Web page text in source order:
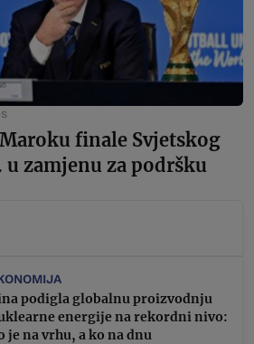
finale Svjetskog
u zamjenu za podršku
podigla globalnu proizvodnju
energije na rekordni nivo:
je na vrhu, a ko na dnu